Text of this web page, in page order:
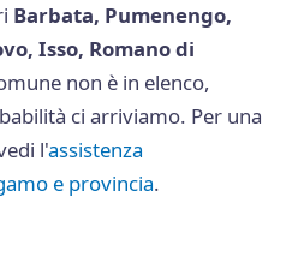
Barbata, Pumenengo,
Isso, Romano di
non è in elenco,
ci arriviamo. Per una
l'assistenza
e provincia.